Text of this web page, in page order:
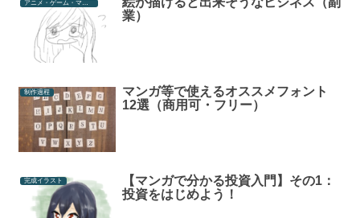
業）
制作過程
マンガ等で使えるオススメフォント
12選（商用可・フリー）
完成イラスト
【マンガで分かる投資入門】その1：
投資をはじめよう！